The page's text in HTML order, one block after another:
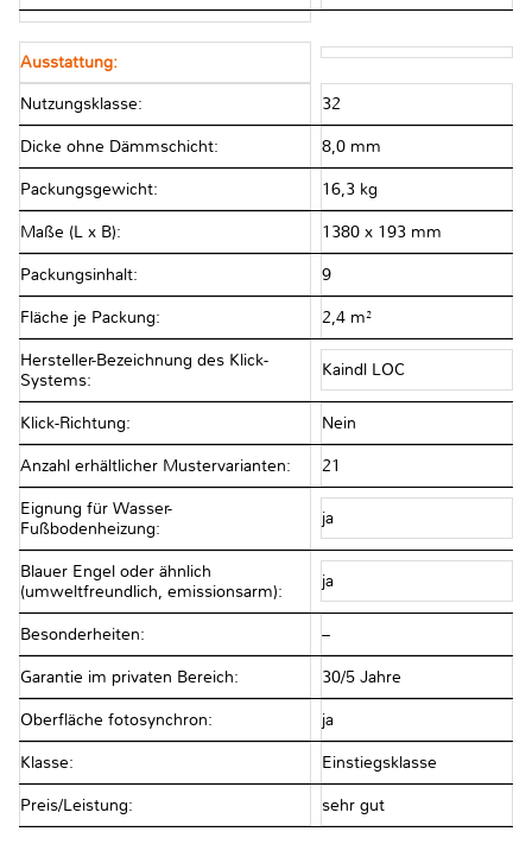
Ausstattung:
Nutzungsklasse: 32
Dicke ohne Dämmschicht: 8,0 mm
Packungsgewicht: 16,3 kg
Maße (L x B): 1380 x 193 mm
Packungsinhalt: 9
Fläche je Packung: 2,4 m²
Hersteller-Bezeichnung des Klick-
Systems:
Kaindl LOC
Klick-Richtung: Nein
Anzahl erhältlicher Mustervarianten: 21
Eignung für Wasser-
Fußbodenheizung:
ja
Blauer Engel oder ähnlich
(umweltfreundlich, emissionsarm):
ja
Besonderheiten: –
Garantie im privaten Bereich: 30/5 Jahre
Oberfläche fotosynchron: ja
Klasse: Einstiegsklasse
Preis/Leistung: sehr gut